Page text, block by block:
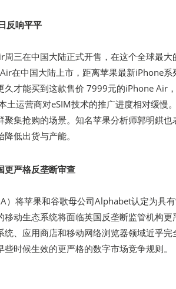
反响平平
三在中国大陆正式开售，在这个全球最大
在中国大陆上市，距离苹果最新iPhone系
久才能买到这款售价 7999元的iPhone Air
土运营商对eSIM技术的推广进度相对缓慢
聚集抢购的场景。知名苹果分析师郭明錤
低出货与产能。
更严格反垄断审查
）将苹果和谷歌母公司Alphabet认定为具有
动生态系统将面临英国反垄断监管机构更
统、应用商店和移动网络浏览器领域近乎
时候生效的更严格的数字市场竞争规则。